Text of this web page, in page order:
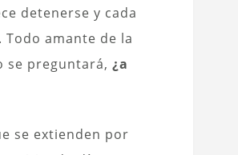
detenerse y cada
amante de la
se preguntará, ¿a
se extienden por